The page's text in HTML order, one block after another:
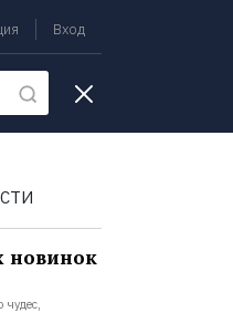
Вход
новинок
чудес,